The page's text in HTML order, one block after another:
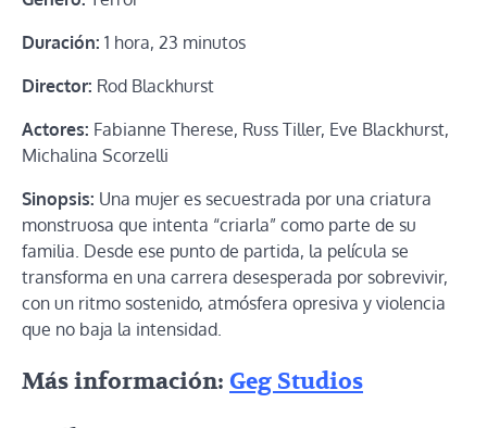
Duración: 1 hora, 23 minutos
Director: Rod Blackhurst
Actores: Fabianne Therese, Russ Tiller, Eve Blackhurst,
Michalina Scorzelli
Sinopsis: Una mujer es secuestrada por una criatura
monstruosa que intenta “criarla” como parte de su
familia. Desde ese punto de partida, la película se
transforma en una carrera desesperada por sobrevivir,
con un ritmo sostenido, atmósfera opresiva y violencia
que no baja la intensidad.
Más información: Geg Studios